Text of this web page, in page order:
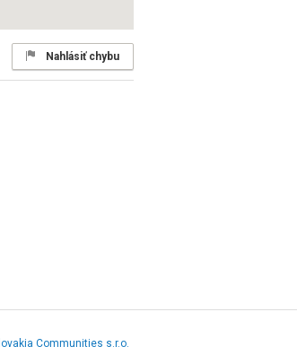
Nahlásiť chybu
Communities s.r.o.